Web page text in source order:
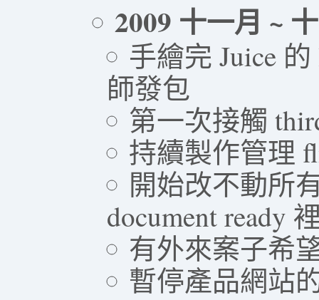
2009 十一月 ~
手繪完 Juice
師發包
第一次接觸
持續製作管理
開始改不動所
document ready
有外來案子希
暫停產品網站